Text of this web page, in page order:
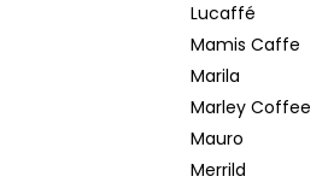
Lucaffé
Mamis Caffe
Marila
Marley Coffee
Mauro
Merrild